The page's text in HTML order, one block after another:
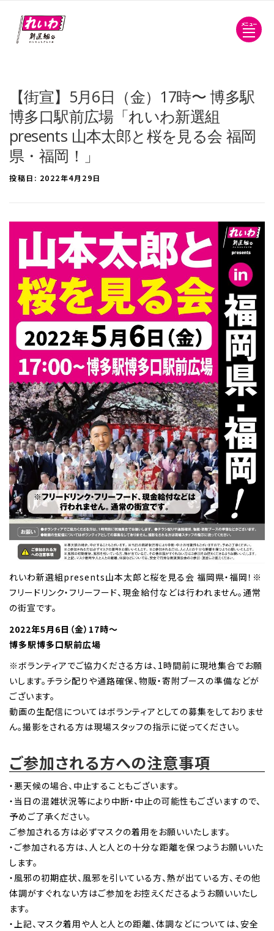
メニュー
【街宣】5月6日（金）17時〜 博多駅
博多口駅前広場「れいわ新選組
presents 山本太郎と桜を見る会 福岡
県・福岡！」
投稿日: 2022年4月29日
れいわ新選組presents山本太郎と桜を見る会 福岡県・福岡！※
フリードリンク・フリーフード、現金給付などは行われません。通常
の街宣です。
2022年5月6日（金）17時〜
博多駅博多口駅前広場
※ボランティアでご協力くださる方は、1時間前に現地集合でお願
いします。チラシ配りや通路確保、物販・寄附ブースの準備などが
ございます。
動画の生配信についてはボランティアとしての募集をしておりませ
ん。撮影をされる方は現場スタッフの指示に従ってください。
ご参加される方への注意事項
・悪天候の場合、中止することもございます。
・当日の混雑状況等により中断・中止の可能性もございますので、
予めご了承ください。
ご参加される方は必ずマスクの着用をお願いいたします。
・ご参加される方は、人と人との十分な距離を保つようお願いいた
します。
・風邪の初期症状、風邪を引いている方、熱が出ている方、その他
体調がすぐれない方はご参加をお控えくださるようお願いいたし
ます。
・上記、マスク着用や人と人との距離、体調などについては、安全